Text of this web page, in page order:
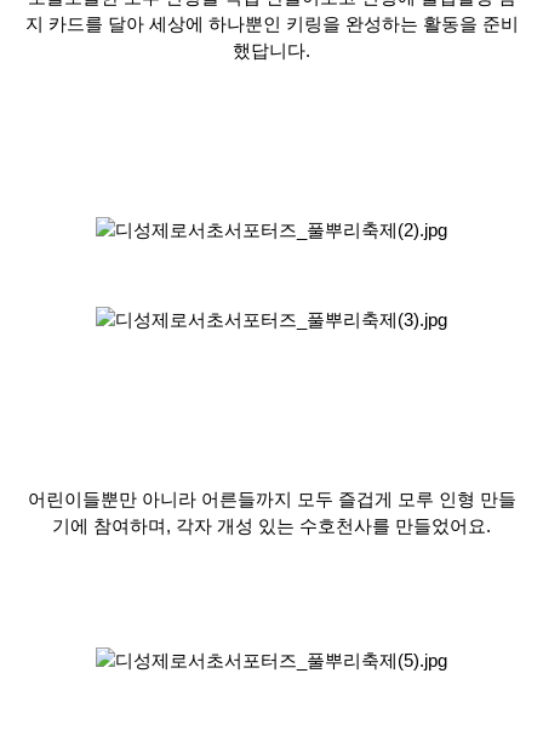
지 카드를 달아 세상에 하나뿐인 키링을 완성하는 활동을 준비
했답니다.
어린이들뿐만 아니라 어른들까지 모두 즐겁게 모루 인형 만들
기에 참여하며, 각자 개성 있는 수호천사를 만들었어요.